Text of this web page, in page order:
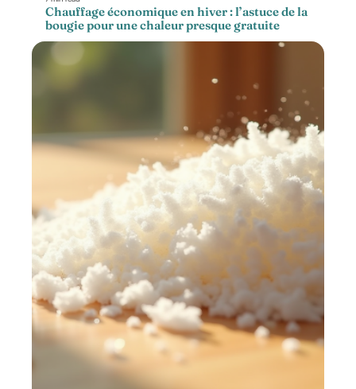
Chauffage économique en hiver : l’astuce de la
bougie pour une chaleur presque gratuite